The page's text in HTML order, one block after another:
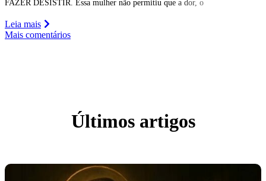
FAZER DESISTIR. Essa mulher não permitiu que a dor, o
Leia mais
Mais comentários
Últimos artigos